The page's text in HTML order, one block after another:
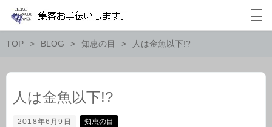
TOP BLOG 知恵の目 人は金魚以下!?
人は金魚以下!?
2018年6月9日 知恵の目